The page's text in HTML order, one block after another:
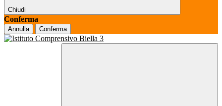
Chiudi
Conferma
Annulla Conferma